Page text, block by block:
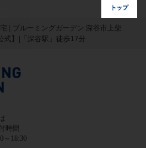
| ブルーミングガーデン 深谷市上柴
式】|「深谷駅」徒歩17分
時間
～18:30